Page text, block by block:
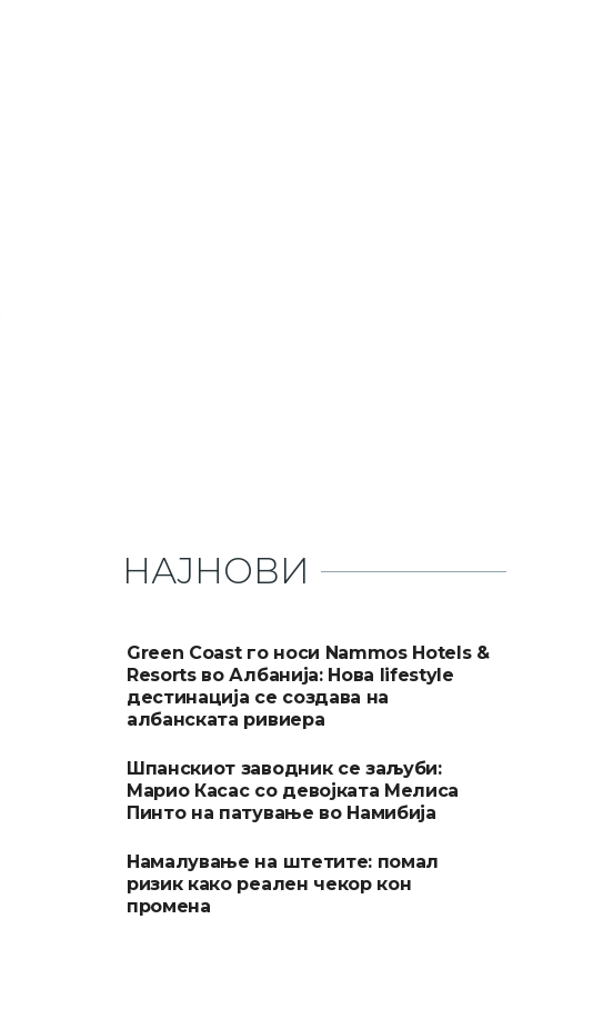
НАЈНОВИ
Green Coast го носи Nammos Hotels &
Resorts во Албанија: Нова lifestyle
дестинација се создава на
албанската ривиера
Шпанскиот заводник се заљуби:
Марио Касас со девојката Мелиса
Пинто на патување во Намибија
Намалување на штетите: помал
ризик како реален чекор кон
промена